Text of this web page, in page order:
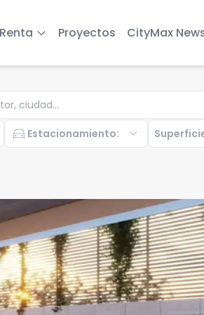
Renta Proyectos CityMax
directions_car Estacionamiento: expand_more